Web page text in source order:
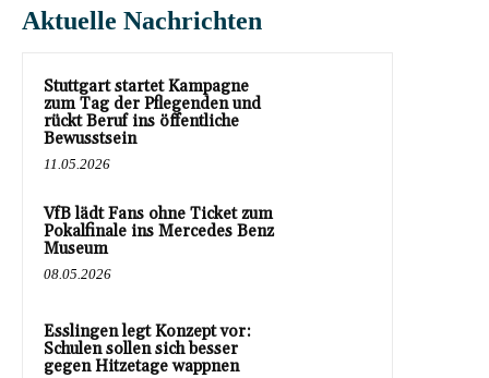
Aktuelle Nachrichten
Stuttgart startet Kampagne
zum Tag der Pflegenden und
rückt Beruf ins öffentliche
Bewusstsein
11.05.2026
VfB lädt Fans ohne Ticket zum
Pokalfinale ins Mercedes Benz
Museum
08.05.2026
Esslingen legt Konzept vor:
Schulen sollen sich besser
gegen Hitzetage wappnen